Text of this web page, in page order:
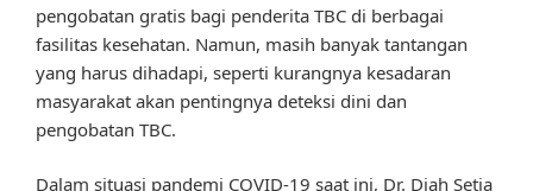
pengobatan gratis bagi penderita TBC di berbagai
fasilitas kesehatan. Namun, masih banyak tantangan
yang harus dihadapi, seperti kurangnya kesadaran
masyarakat akan pentingnya deteksi dini dan
pengobatan TBC.
Dalam situasi pandemi COVID-19 saat ini, Dr. Diah Setia